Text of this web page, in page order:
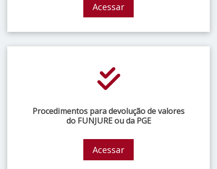
Acessar
Procedimentos para devolução de valores
do FUNJURE ou da PGE
Acessar